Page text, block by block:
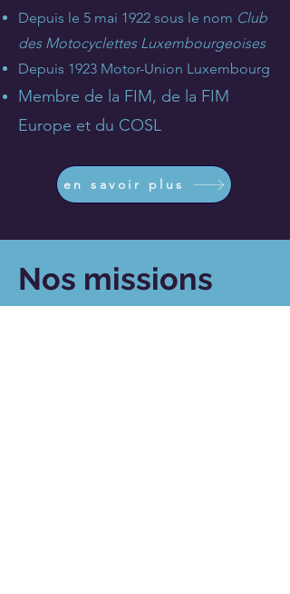
Depuis le 5 mai 1922 sous le nom Club
des Motocyclettes Luxembourgeoises
Depuis 1923 Motor-Union Luxembourg
Membre de la FIM, de la FIM
Europe et du COSL
en savoir plus
Nos missions